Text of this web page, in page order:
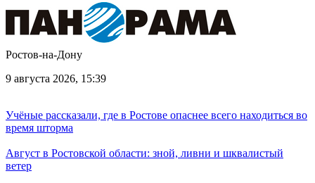
Ростов-на-Дону
9 августа 2026, 15:39
Учёные рассказали, где в Ростове опаснее всего находиться во
время шторма
Август в Ростовской области: зной, ливни и шквалистый
ветер